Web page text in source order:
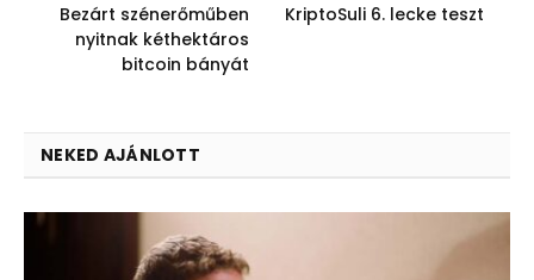
Bezárt szénerőműben
nyitnak kéthektáros
bitcoin bányát
KriptoSuli 6. lecke teszt
NEKED AJÁNLOTT